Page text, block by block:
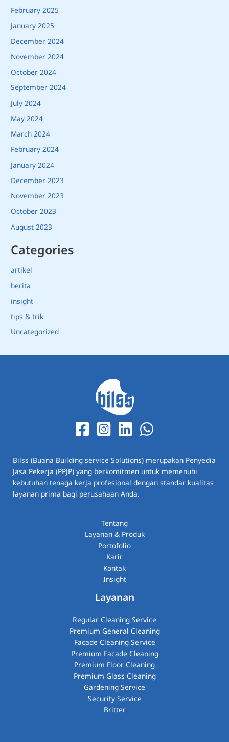
February 2025
January 2025
December 2024
November 2024
October 2024
September 2024
July 2024
May 2024
March 2024
February 2024
January 2024
December 2023
November 2023
October 2023
August 2023
Categories
artikel
berita
insight
tips & trik
Uncategorized
Bilss (Buana Building service Solutions) merupakan Penyedia
Jasa Pekerja (PPJP) yang berkomitmen untuk memenuhi
kebutuhan tenaga kerja profesional dengan standar kualitas
layanan prima bagi perusahaan Anda.
Tentang
Layanan & Produk
Portofolio
Karir
Kontak
Insight
Layanan
Regular Cleaning Service
Premium General Cleaning
Facade Cleaning Service
Premium Facade Cleaning
Premium Floor Cleaning
Premium Glass Cleaning​
Gardening Service
Security Service
Britter